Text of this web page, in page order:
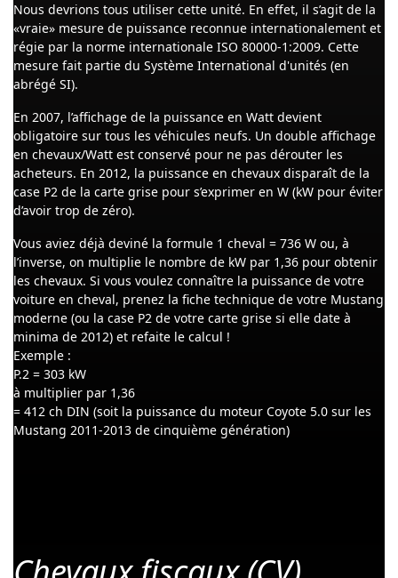
Nous devrions tous utiliser cette unité. En effet, il s’agit de la
«vraie» mesure de puissance reconnue internationalement et
régie par la norme internationale ISO 80000-1:2009. Cette
mesure fait partie du Système International d'unités (en
abrégé SI).
En 2007, l’affichage de la puissance en Watt devient
obligatoire sur tous les véhicules neufs. Un double affichage
en chevaux/Watt est conservé pour ne pas dérouter les
acheteurs. En 2012, la puissance en chevaux disparaît de la
case P2 de la carte grise pour s’exprimer en W (kW pour éviter
d’avoir trop de zéro).
Vous aviez déjà deviné la formule 1 cheval = 736 W ou, à
l’inverse, on multiplie le nombre de kW par 1,36 pour obtenir
les chevaux. Si vous voulez connaître la puissance de votre
voiture en cheval, prenez la fiche technique de votre Mustang
moderne (ou la case P2 de votre carte grise si elle date à
minima de 2012) et refaite le calcul !
Exemple :
P.2 = 303 kW
à multiplier par 1,36
= 412 ch DIN (soit la puissance du moteur Coyote 5.0 sur les
Mustang 2011-2013 de cinquième génération)